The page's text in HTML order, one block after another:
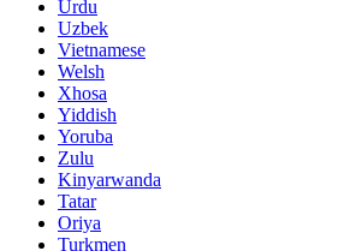
Urdu
Uzbek
Vietnamese
Welsh
Xhosa
Yiddish
Yoruba
Zulu
Kinyarwanda
Tatar
Oriya
Turkmen